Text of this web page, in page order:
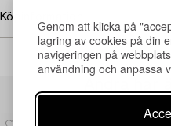
Genom att klicka på
lagring av cookies på din
navigeringen på
användning och anpassa
Köpinformation